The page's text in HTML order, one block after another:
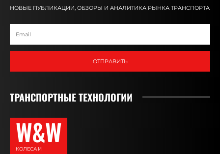
НОВЫЕ ПУБЛИКАЦИИ, ОБЗОРЫ И АНАЛИТИКА РЫНКА ТРАНСПОРТА
ОТПРАВИТЬ
ТРАНСПОРТНЫЕ ТЕХНОЛОГИИ
W&W
КОЛЕСА И